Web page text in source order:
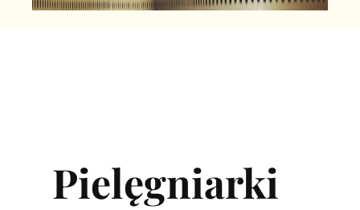
Pielęgniarki